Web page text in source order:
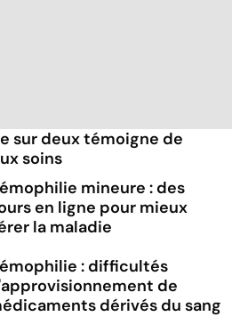
sur deux témoigne de
soins
mineure : des
en ligne pour mieux
la maladie
: difficultés
de
dérivés du sang